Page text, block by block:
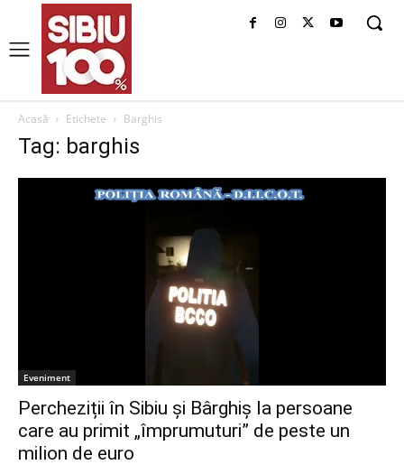
Acasă Etichete Barghis
Tag: barghis
Eveniment
Percheziții în Sibiu și Bârghiș la persoane
care au primit „împrumuturi” de peste un
milion de euro